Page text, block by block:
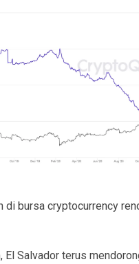
di bursa cryptocurrency
El Salvador terus